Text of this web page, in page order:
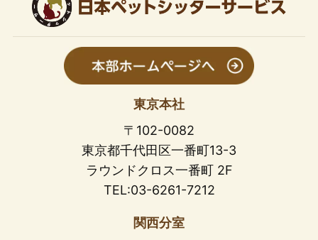
東京本社
〒102-0082
東京都千代田区一番町13-3
ラウンドクロス一番町 2F
TEL:03-6261-7212
関西分室